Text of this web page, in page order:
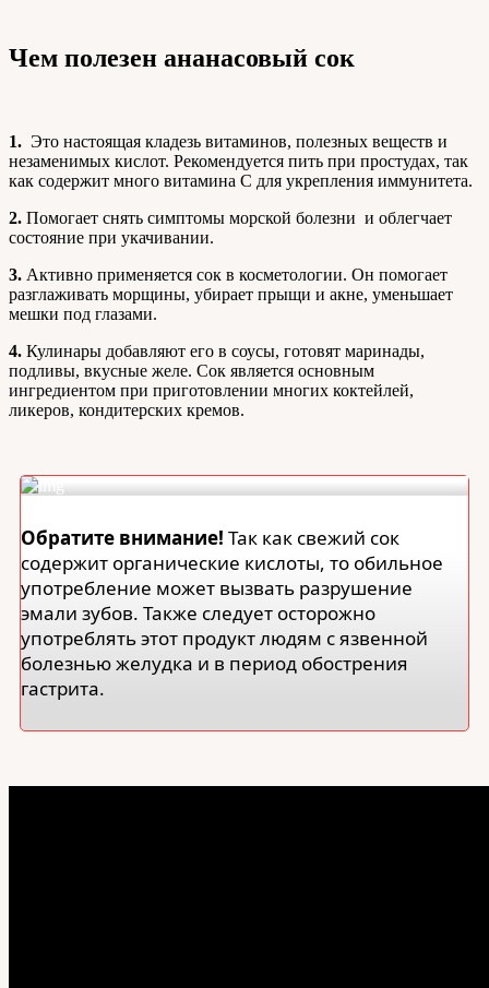
Чем полезен ананасовый сок
1. Это настоящая кладезь витаминов, полезных веществ и
незаменимых кислот. Рекомендуется пить при простудах, так
как содержит много витамина С для укрепления иммунитета.
2. Помогает снять симптомы морской болезни и облегчает
состояние при укачивании.
3. Активно применяется сок в косметологии. Он помогает
разглаживать морщины, убирает прыщи и акне, уменьшает
мешки под глазами.
4. Кулинары добавляют его в соусы, готовят маринады,
подливы, вкусные желе. Сок является основным
ингредиентом при приготовлении многих коктейлей,
ликеров, кондитерских кремов.
Обратите внимание! Так как свежий сок
содержит органические кислоты, то обильное
употребление может вызвать разрушение
эмали зубов. Также следует осторожно
употреблять этот продукт людям с язвенной
болезнью желудка и в период обострения
гастрита.